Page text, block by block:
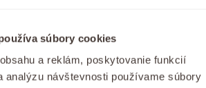
súbory cookies
a reklám, poskytovanie funkcií
analýzu návštevnosti používame súbory
cena